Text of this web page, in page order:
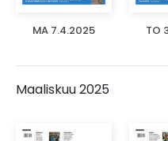
MA 7.4.2025 TO
Maaliskuu 2025